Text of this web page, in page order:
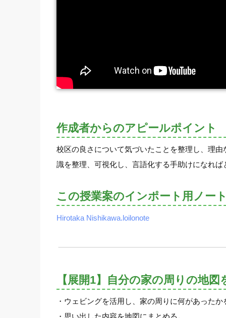
作成者からのアピールポイント
校区の良さについて気づいたことを整理し、理
識を整理、可視化し、言語化する手助けになれ
この授業案のインポート用ノー
Hirotaka Nishikawa.loilonote
【展開1】自分の家の周りの地
・ウェビングを活用し、家の周りに何があったか